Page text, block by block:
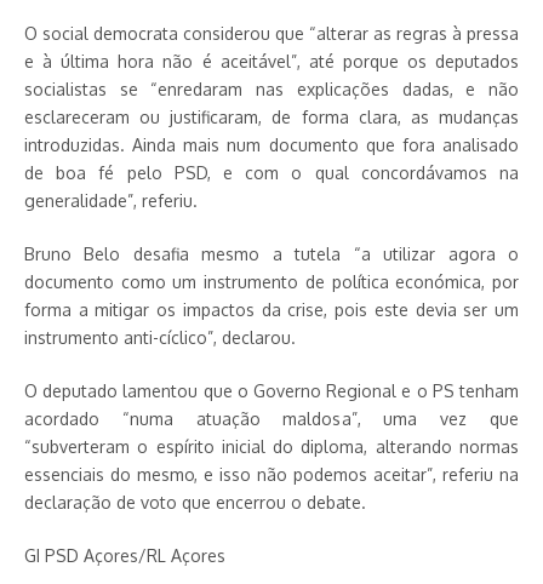
O social democrata considerou que “alterar as regras à pressa
e à última hora não é aceitável”, até porque os deputados
socialistas se “enredaram nas explicações dadas, e não
esclareceram ou justificaram, de forma clara, as mudanças
introduzidas. Ainda mais num documento que fora analisado
de boa fé pelo PSD, e com o qual concordávamos na
generalidade”, referiu.
Bruno Belo desafia mesmo a tutela “a utilizar agora o
documento como um instrumento de política económica, por
forma a mitigar os impactos da crise, pois este devia ser um
instrumento anti-cíclico”, declarou.
O deputado lamentou que o Governo Regional e o PS tenham
acordado “numa atuação maldosa”, uma vez que
“subverteram o espírito inicial do diploma, alterando normas
essenciais do mesmo, e isso não podemos aceitar”, referiu na
declaração de voto que encerrou o debate.
GI PSD Açores/RL Açores